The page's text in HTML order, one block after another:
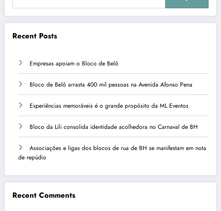
Recent Posts
Empresas apoiam o Bloco de Belô
Bloco de Belô arrasta 400 mil pessoas na Avenida Afonso Pena
Experiências memoráveis é o grande propósito da ML Eventos
Bloco da Lili consolida identidade acolhedora no Carnaval de BH
Associações e ligas dos blocos de rua de BH se manifestam em nota
de repúdio
Recent Comments